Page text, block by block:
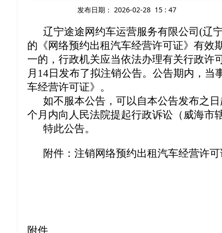
发布日期： 2026-02-28 15 : 47
辽宁途途网约车运营服务有限公司(辽
的《网络预约出租汽车经营许可证》有效
一的，行政机关应当依法办理有关行政许
月14日发布了拟注销公告。公告期内，
车经营许可证》。
如不服本公告，可以自本公告发布之
个月内向人民法院提起行政诉讼（威海市
特此公告。
附件：注销网络预约出租汽车经营许
附件